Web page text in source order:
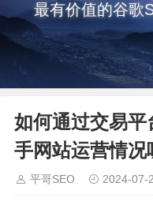
最有价值的谷歌
如何通过交易
手网站运营情况
平哥SEO 2024-07-